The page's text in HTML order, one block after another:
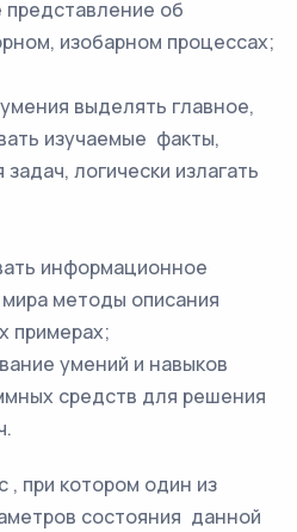
об
изобарном процессах;
выделять главное,
изучаемые факты,
логически излагать
информационное
методы описания
примерах;
умений и навыков
средств для решения
, при котором один из
состояния данной